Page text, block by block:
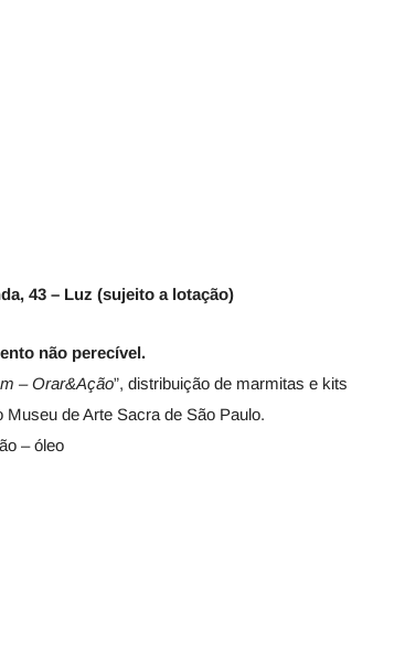
43 – Luz (sujeito a lotação)
não perecível.
– Orar&Ação”, distribuição de marmitas e kits
de Arte Sacra de São Paulo.
– óleo